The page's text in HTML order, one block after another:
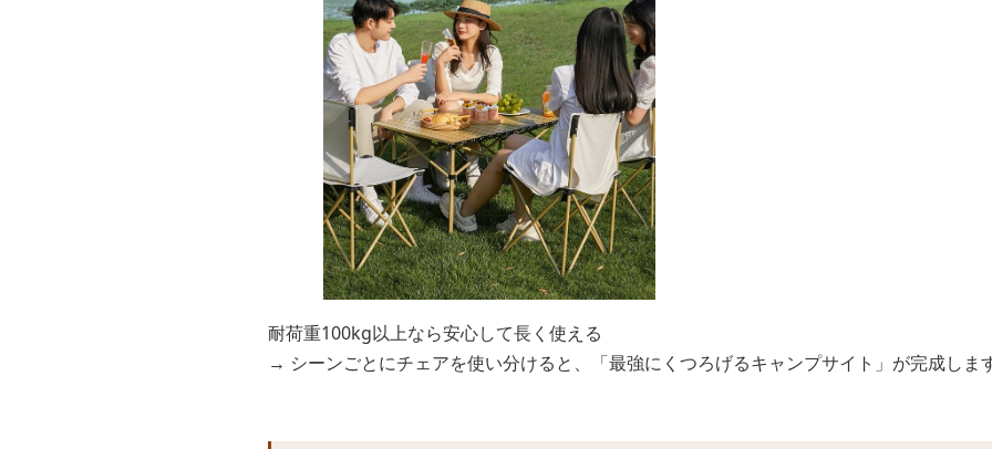
耐荷重100kg以上なら安心して長く使える
→ シーンごとにチェアを使い分けると、「最強にくつろげるキャンプサイト」が完成しま